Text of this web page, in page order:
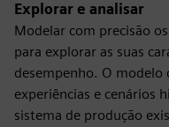
Explorar e analisar
Modelar com precisão
para explorar as suas
desempenho. O
experiências e cenários
sistema de produção